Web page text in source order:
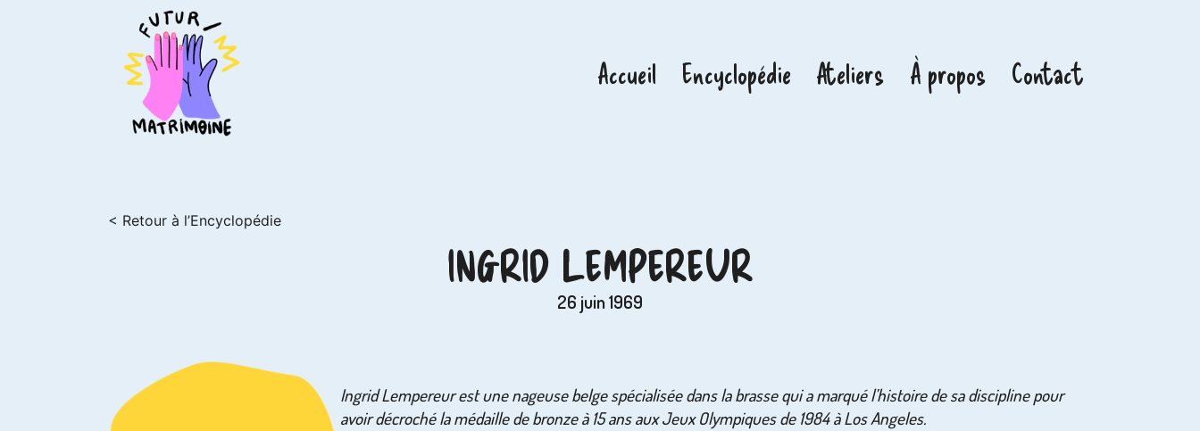
Accueil Encyclopédie Ateliers À propos Contact
< Retour à l’Encyclopédie
INGRID LEMPEREUR
26 juin 1969
Ingrid Lempereur est une nageuse belge spécialisée dans la brasse qui a marqué l’histoire de sa discipline pour
avoir décroché la médaille de bronze à 15 ans aux Jeux Olympiques de 1984 à Los Angeles.